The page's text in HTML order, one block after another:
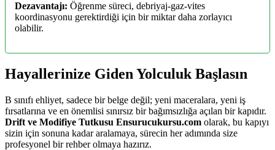
Dezavantajı: Öğrenme süreci, debriyaj-gaz-vites
koordinasyonu gerektirdiği için bir miktar daha zorlayıcı
olabilir.
Hayallerinize Giden Yolculuk Başlasın
B sınıfı ehliyet, sadece bir belge değil; yeni maceralara, yeni iş
fırsatlarına ve en önemlisi sınırsız bir bağımsızlığa açılan bir kapıdır.
Drift ve Modifiye Tutkusu Ensurucukursu.com olarak, bu kapıyı
sizin için sonuna kadar aralamaya, sürecin her adımında size
profesyonel bir rehber olmaya hazırız.